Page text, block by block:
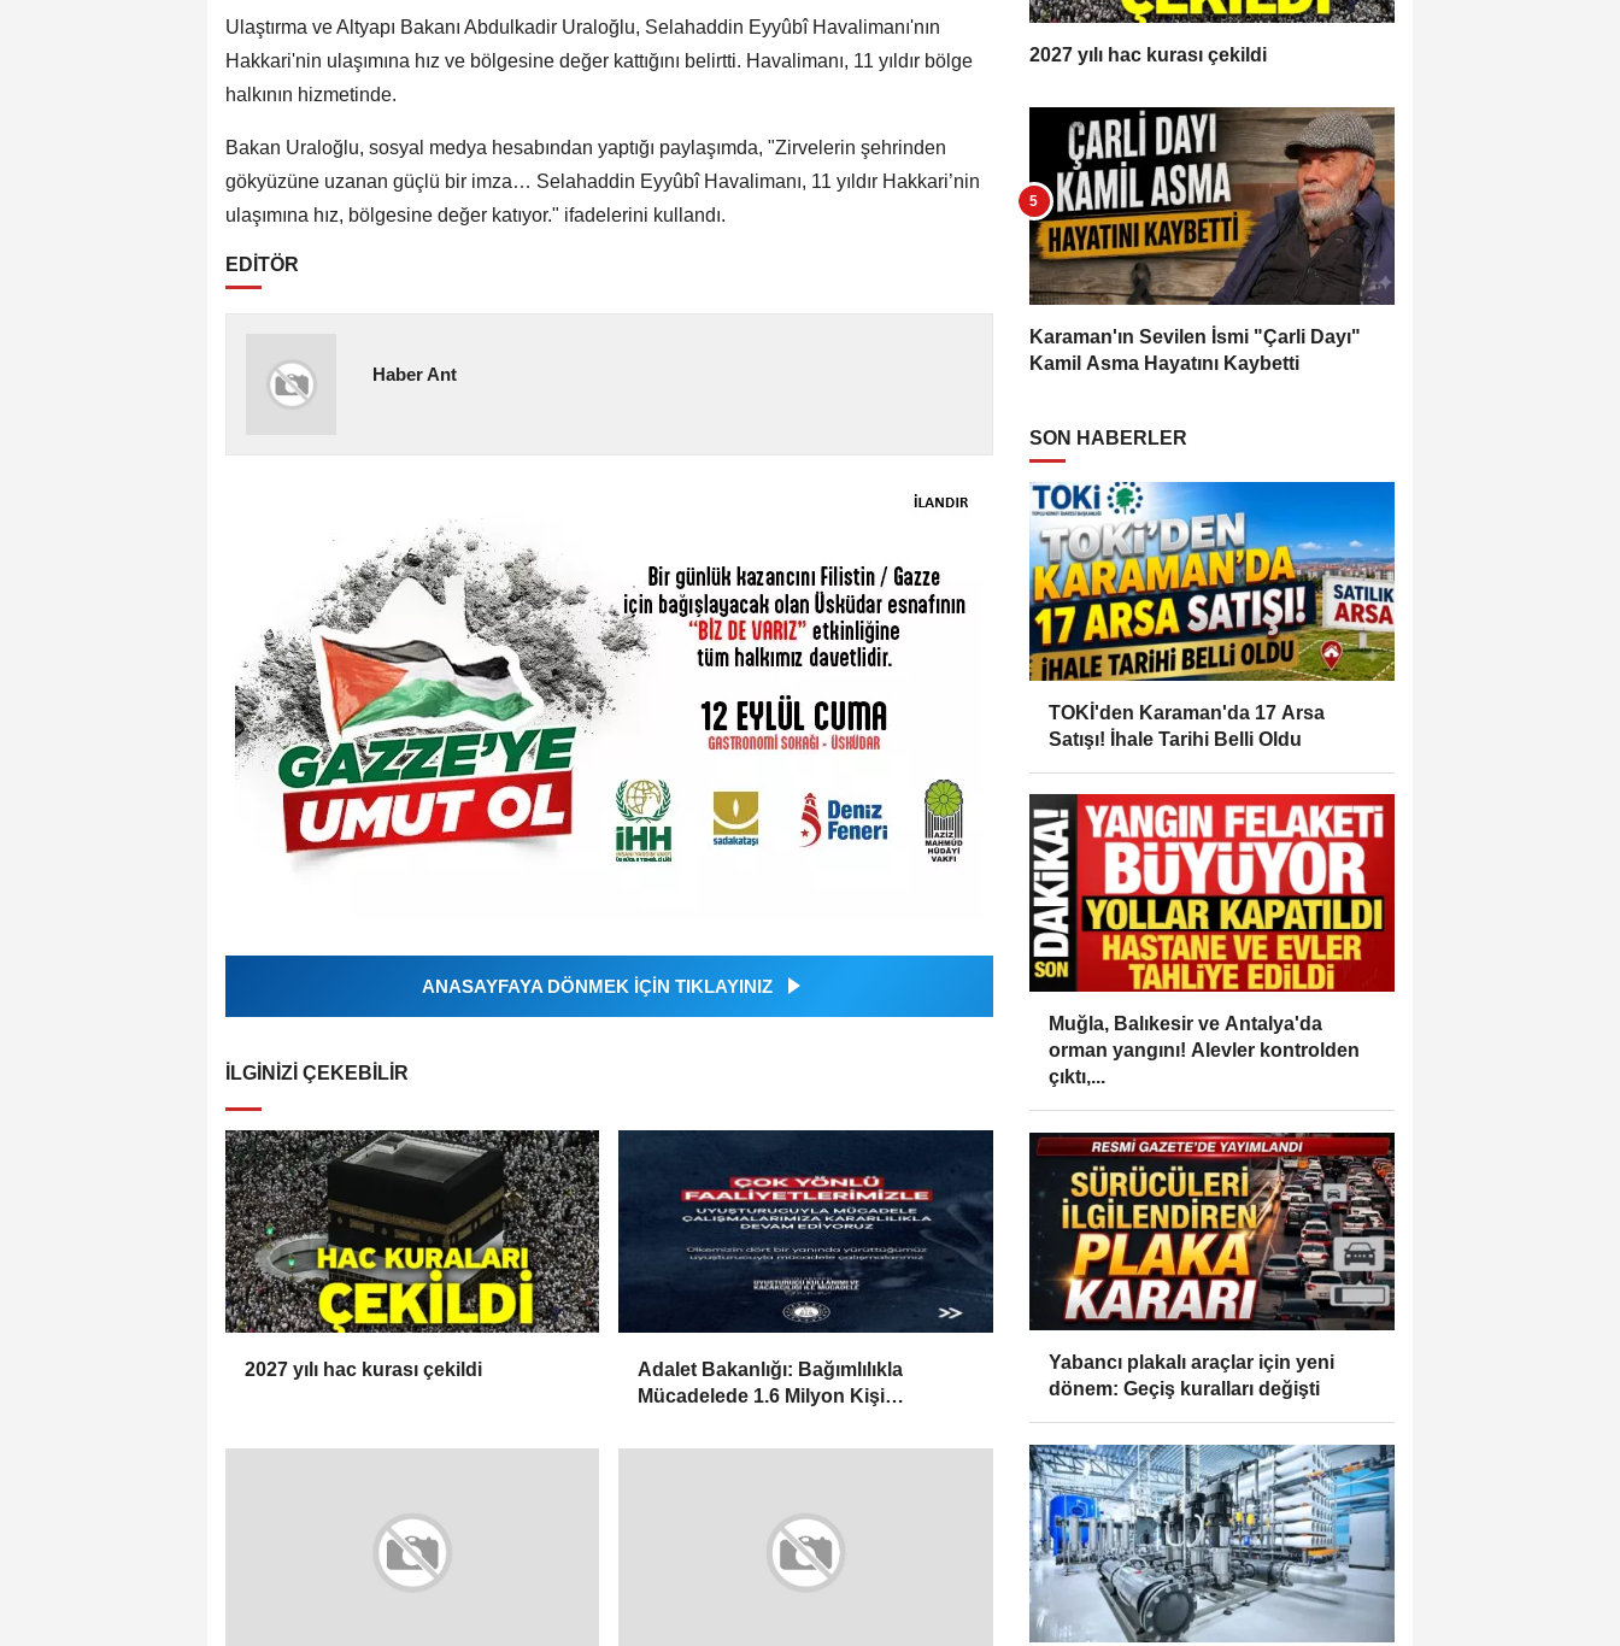
Ulaştırma ve Altyapı Bakanı Abdulkadir Uraloğlu, Selahaddin Eyyûbî Havalimanı'nın
Hakkari'nin ulaşımına hız ve bölgesine değer kattığını belirtti. Havalimanı, 11 yıldır bölge
halkının hizmetinde.
Bakan Uraloğlu, sosyal medya hesabından yaptığı paylaşımda, "Zirvelerin şehrinden
gökyüzüne uzanan güçlü bir imza… Selahaddin Eyyûbî Havalimanı, 11 yıldır Hakkari’nin
ulaşımına hız, bölgesine değer katıyor." ifadelerini kullandı.
EDİTÖR
Haber Ant
ANASAYFAYA DÖNMEK İÇİN TIKLAYINIZ
İLGINIZI ÇEKEBILIR
2027 yılı hac kurası çekildi
Adalet Bakanlığı: Bağımlılıkla
Mücadelede 1.6 Milyon Kişi
2027 yılı hac kurası çekildi
Karaman'ın Sevilen İsmi "Çarli Dayı"
Kamil Asma Hayatını Kaybetti
SON HABERLER
TOKİ'den Karaman'da 17 Arsa
Satışı! İhale Tarihi Belli Oldu
Muğla, Balıkesir ve Antalya'da
orman yangını! Alevler kontrolden
çıktı,...
Yabancı plakalı araçlar için yeni
dönem: Geçiş kuralları değişti